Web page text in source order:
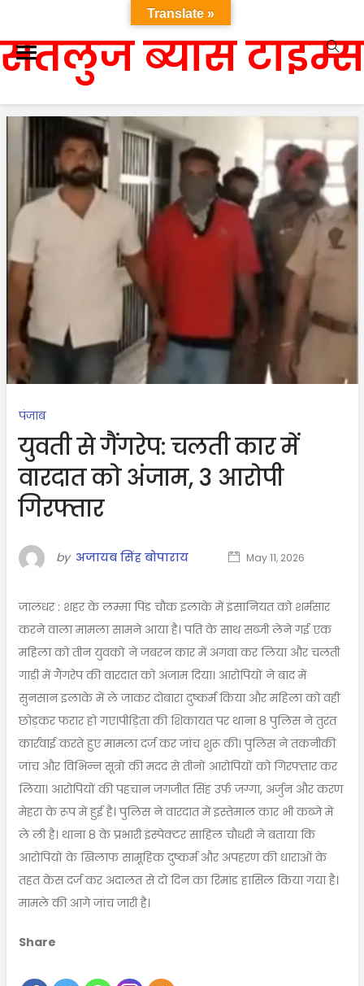
सतलुज ब्यास टाइम्स
पंजाब
युवती से गैंगरेप: चलती कार में
वारदात को अंजाम, 3 आरोपी
गिरफ्तार
by अजायब सिंह बोपाराय May 11, 2026
जालंधर : शहर के लम्मा पिंड चौक इलाके में इंसानियत को शर्मसार
करने वाला मामला सामने आया है। पति के साथ सब्जी लेने गई एक
महिला को तीन युवकों ने जबरन कार में अगवा कर लिया और चलती
गाड़ी में गैंगरेप की वारदात को अंजाम दिया। आरोपियों ने बाद में
सुनसान इलाके में ले जाकर दोबारा दुष्कर्म किया और महिला को वहीं
छोड़कर फरार हो गए।पीड़िता की शिकायत पर थाना 8 पुलिस ने तुरंत
कार्रवाई करते हुए मामला दर्ज कर जांच शुरू की। पुलिस ने तकनीकी
जांच और विभिन्न सूत्रों की मदद से तीनों आरोपियों को गिरफ्तार कर
लिया। आरोपियों की पहचान जगजीत सिंह उर्फ जग्गा, अर्जुन और करण
मेहरा के रूप में हुई है। पुलिस ने वारदात में इस्तेमाल कार भी कब्जे में
ले ली है। थाना 8 के प्रभारी इंस्पेक्टर साहिल चौधरी ने बताया कि
आरोपियों के खिलाफ सामूहिक दुष्कर्म और अपहरण की धाराओं के
तहत केस दर्ज कर अदालत से दो दिन का रिमांड हासिल किया गया है।
मामले की आगे जांच जारी है।
Share
Translate »